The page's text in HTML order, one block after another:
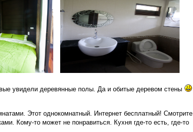
увидели деревянные полы. Да и обитые деревом стены
Этот однокомнатный. Интернет бесплатный! Смотрите
Кому-то может не понравиться. Кухня где-то есть, где-то